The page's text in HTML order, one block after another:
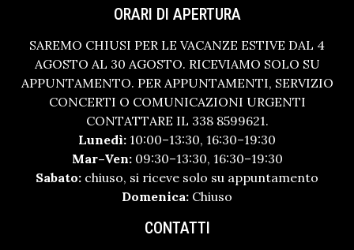
ORARI DI APERTURA
SAREMO CHIUSI PER LE VACANZE ESTIVE DAL 4
AGOSTO AL 30 AGOSTO. RICEVIAMO SOLO SU
APPUNTAMENTO. PER APPUNTAMENTI, SERVIZIO
CONCERTI O COMUNICAZIONI URGENTI
CONTATTARE IL 338 8599621.
Lunedì: 10:00–13:30, 16:30–19:30
Mar–Ven:09:30–13:30, 16:30–19:30
Sabato: chiuso, si riceve solo su appuntamento
Domenica: Chiuso
CONTATTI